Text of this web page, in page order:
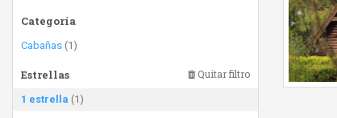
Categoría
Cabañas (1)
Estrellas Quitar filtro
1 estrella (1)